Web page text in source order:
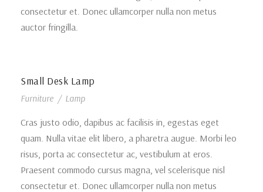
consectetur et. Donec ullamcorper nulla non metus
auctor fringilla.
Small Desk Lamp
Furniture / Lamp
Cras justo odio, dapibus ac facilisis in, egestas eget
quam. Nulla vitae elit libero, a pharetra augue. Morbi leo
risus, porta ac consectetur ac, vestibulum at eros.
Praesent commodo cursus magna, vel scelerisque nisl
consectetur et. Donec ullamcorper nulla non metus